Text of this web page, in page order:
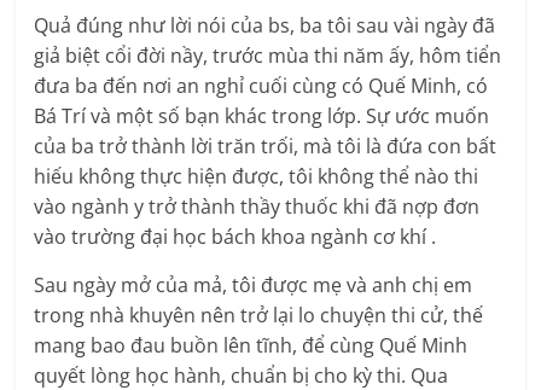
Quả đúng như lời nói của bs, ba tôi sau vài ngày đã
giả biệt cổi đời nầy, trước mùa thi năm ấy, hôm tiển
đưa ba đến nơi an nghỉ cuối cùng có Quế Minh, có
Bá Trí và một số bạn khác trong lớp. Sự ước muốn
của ba trở thành lời trăn trối, mà tôi là đứa con bất
hiếu không thực hiện được, tôi không thể nào thi
vào ngành y trở thành thầy thuốc khi đã nợp đơn
vào trường đại học bách khoa ngành cơ khí .
Sau ngày mở của mả, tôi được mẹ và anh chị em
trong nhà khuyên nên trở lại lo chuyện thi cử, thế
mang bao đau buồn lên tĩnh, để cùng Quế Minh
quyết lòng học hành, chuẩn bị cho kỳ thi. Qua